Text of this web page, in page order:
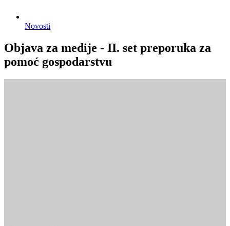
Novosti
Objava za medije - II. set preporuka za
pomoć gospodarstvu